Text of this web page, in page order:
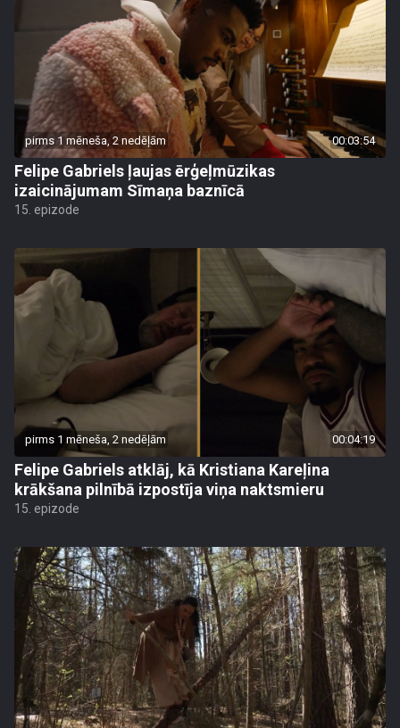
pirms 1 mēneša, 2 nedēļām 00:03:54
Felipe Gabriels ļaujas ērģeļmūzikas
izaicinājumam Sīmaņa baznīcā
15. epizode
pirms 1 mēneša, 2 nedēļām 00:04:19
Felipe Gabriels atklāj, kā Kristiana Kareļina
krākšana pilnībā izpostīja viņa naktsmieru
15. epizode